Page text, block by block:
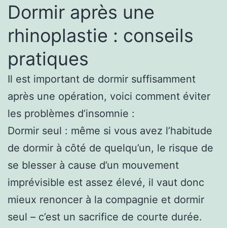
Dormir après une
rhinoplastie : conseils
pratiques
Il est important de dormir suffisamment
après une opération, voici comment éviter
les problèmes d’insomnie :
Dormir seul : même si vous avez l’habitude
de dormir à côté de quelqu’un, le risque de
se blesser à cause d’un mouvement
imprévisible est assez élevé, il vaut donc
mieux renoncer à la compagnie et dormir
seul – c’est un sacrifice de courte durée.